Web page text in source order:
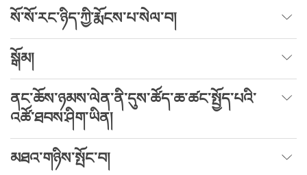
སོ་སོ་རང་ཉིད་ཀྱི་རྨོངས་པ་སེལ་བ།
སྒོམ།
ནང་ཆོས་ཉམས་ལེན་ནི་དུས་ཚོད་ཆ་ཚང་སྤྱོད་པའི་
འཚོ་ཐབས་ཤིག་ཡིན།
མཐའ་གཉིས་སྤོང་བ།